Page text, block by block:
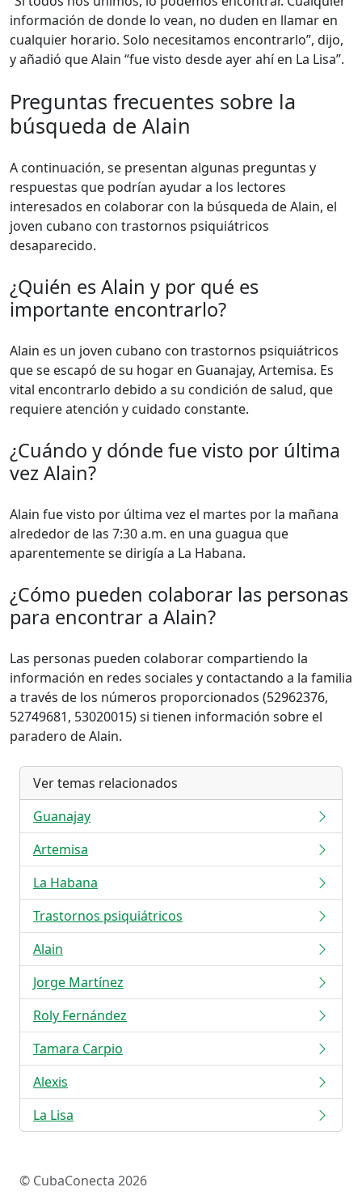
información de donde lo vean, no duden en llamar en
cualquier horario. Solo necesitamos encontrarlo”, dijo,
y añadió que Alain “fue visto desde ayer ahí en La Lisa”.
Preguntas frecuentes sobre la
búsqueda de Alain
A continuación, se presentan algunas preguntas y
respuestas que podrían ayudar a los lectores
interesados en colaborar con la búsqueda de Alain, el
joven cubano con trastornos psiquiátricos
desaparecido.
¿Quién es Alain y por qué es
importante encontrarlo?
Alain es un joven cubano con trastornos psiquiátricos
que se escapó de su hogar en Guanajay, Artemisa. Es
vital encontrarlo debido a su condición de salud, que
requiere atención y cuidado constante.
¿Cuándo y dónde fue visto por última
vez Alain?
Alain fue visto por última vez el martes por la mañana
alrededor de las 7:30 a.m. en una guagua que
aparentemente se dirigía a La Habana.
¿Cómo pueden colaborar las personas
para encontrar a Alain?
Las personas pueden colaborar compartiendo la
información en redes sociales y contactando a la familia
a través de los números proporcionados (52962376,
52749681, 53020015) si tienen información sobre el
paradero de Alain.
Ver temas relacionados
Guanajay
Artemisa
La Habana
Trastornos psiquiátricos
Alain
Jorge Martínez
Roly Fernández
Tamara Carpio
Alexis
La Lisa
© CubaConecta 2026